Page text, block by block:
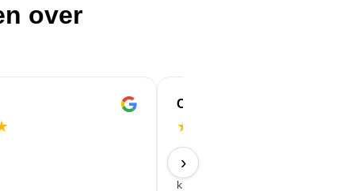
over
Christoph
★
Uitstekende kwaliteit en snelle
Wat vooral opvalt, is de
klantenservice; er worden direct
›